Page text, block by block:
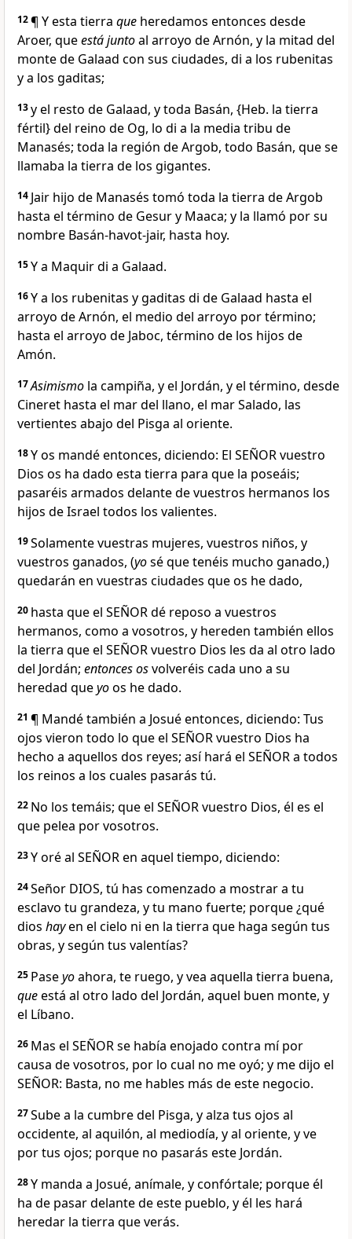
12¶ Y esta tierra que heredamos entonces desde
Aroer, queestá juntoal arroyo de Arnón, y la mitad del
monte de Galaad con sus ciudades, di a los rubenitas
y a los gaditas;
13y el resto de Galaad, y toda Basán, {Heb. la tierra
fértil} del reino de Og, lo di a la media tribu de
Manasés; toda la región de Argob, todo Basán, que se
llamaba la tierra de los gigantes.
14 Jair hijo de Manasés tomó toda la tierra de Argob
hasta el término de Gesur y Maaca; y la llamó por su
nombre Basán-havot-jair, hasta hoy.
15Y a Maquir di a Galaad.
16Y a los rubenitas y gaditas di de Galaad hasta el
arroyo de Arnón, el medio del arroyo por término;
hasta el arroyo de Jaboc, término de los hijos de
Amón.
17Asimismo la campiña, y el Jordán, y el término, desde
Cineret hasta el mar del llano, el mar Salado, las
vertientes abajo del Pisga al oriente.
18Y os mandé entonces, diciendo: El SEÑOR vuestro
Dios os ha dado esta tierra para que la poseáis;
pasaréis armados delante de vuestros hermanos los
hijos de Israel todos los valientes.
19Solamente vuestras mujeres, vuestros niños, y
vuestros ganados, (yosé que tenéis mucho ganado,)
quedarán en vuestras ciudades que os he dado,
20 hasta que el SEÑOR dé reposo a vuestros
hermanos, como a vosotros, y hereden también ellos
la tierra que el SEÑOR vuestro Dios les da al otro lado
del Jordán; entonces osvolveréis cada uno a su
heredad queyoos he dado.
21 ¶ Mandé también a Josué entonces, diciendo: Tus
ojos vieron todo lo que el SEÑOR vuestro Dios ha
hecho a aquellos dos reyes; así hará el SEÑOR a todos
los reinos a los cuales pasarás tú.
22 No los temáis; que el SEÑOR vuestro Dios, él es el
que pelea por vosotros.
23Y oré al SEÑOR en aquel tiempo, diciendo:
24Señor DIOS, tú has comenzado a mostrar a tu
esclavo tu grandeza, y tu mano fuerte; porque ¿qué
dios hayen el cielo ni en la tierra que haga según tus
obras, y según tus valentías?
25 Paseyoahora, te ruego, y vea aquella tierra buena,
queestá al otro lado del Jordán, aquel buen monte, y
el Líbano.
26 Mas el SEÑOR se había enojado contra mí por
causa de vosotros, por lo cual no me oyó; y me dijo el
SEÑOR: Basta, no me hables más de este negocio.
27Sube a la cumbre del Pisga, y alza tus ojos al
occidente, al aquilón, al mediodía, y al oriente, y ve
por tus ojos; porque no pasarás este Jordán.
28Y manda a Josué, anímale, y confórtale; porque él
ha de pasar delante de este pueblo, y él les hará
heredar la tierra que verás.